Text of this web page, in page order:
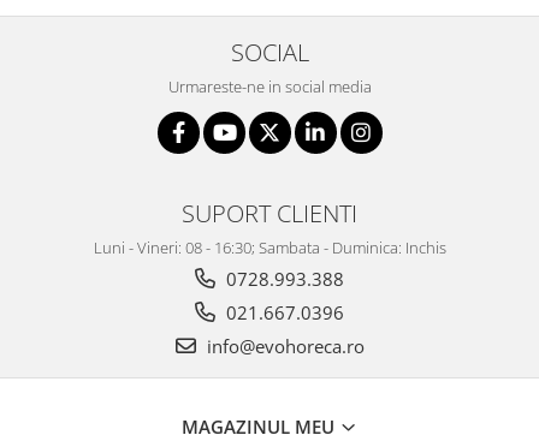
SOCIAL
Urmareste-ne in social media
SUPORT CLIENTI
Luni - Vineri: 08 - 16:30; Sambata - Duminica: Inchis
0728.993.388
021.667.0396
info@evohoreca.ro
MAGAZINUL MEU